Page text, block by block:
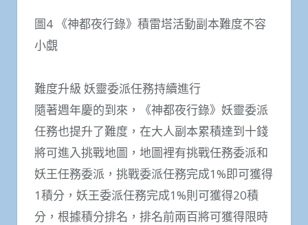
圖4 《神都夜行錄》積雷塔活動副本難度不容
小覷
難度升級 妖靈委派任務持續進行
隨著週年慶的到來，《神都夜行錄》妖靈委派
任務也提升了難度，在大人副本累積達到十錢
將可進入挑戰地圖，地圖裡有挑戰任務委派和
妖王任務委派，挑戰委派任務完成1%即可獲得
1積分，妖王委派任務完成1%則可獲得20積
分，根據積分排名，排名前兩百將可獲得限時